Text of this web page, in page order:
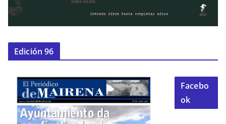
Edición 96
Facebo
ok